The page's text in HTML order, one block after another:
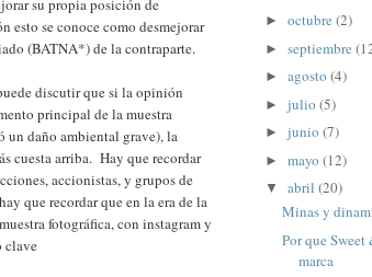
su propia posición de
se conoce como desmejorar
(BATNA*) de la contraparte.
discutir que si la opinión
principal de la muestra
un daño ambiental grave), la
cuesta arriba. Hay que recordar
accionistas, y grupos de
que recordar que en la era de la
fotográfica, con instagram y
clave
► octubre (2)
► septiembre
► agosto (4)
► julio (5)
► junio (7)
► mayo (12)
▼ abril (20)
Minas y
Por que
marca